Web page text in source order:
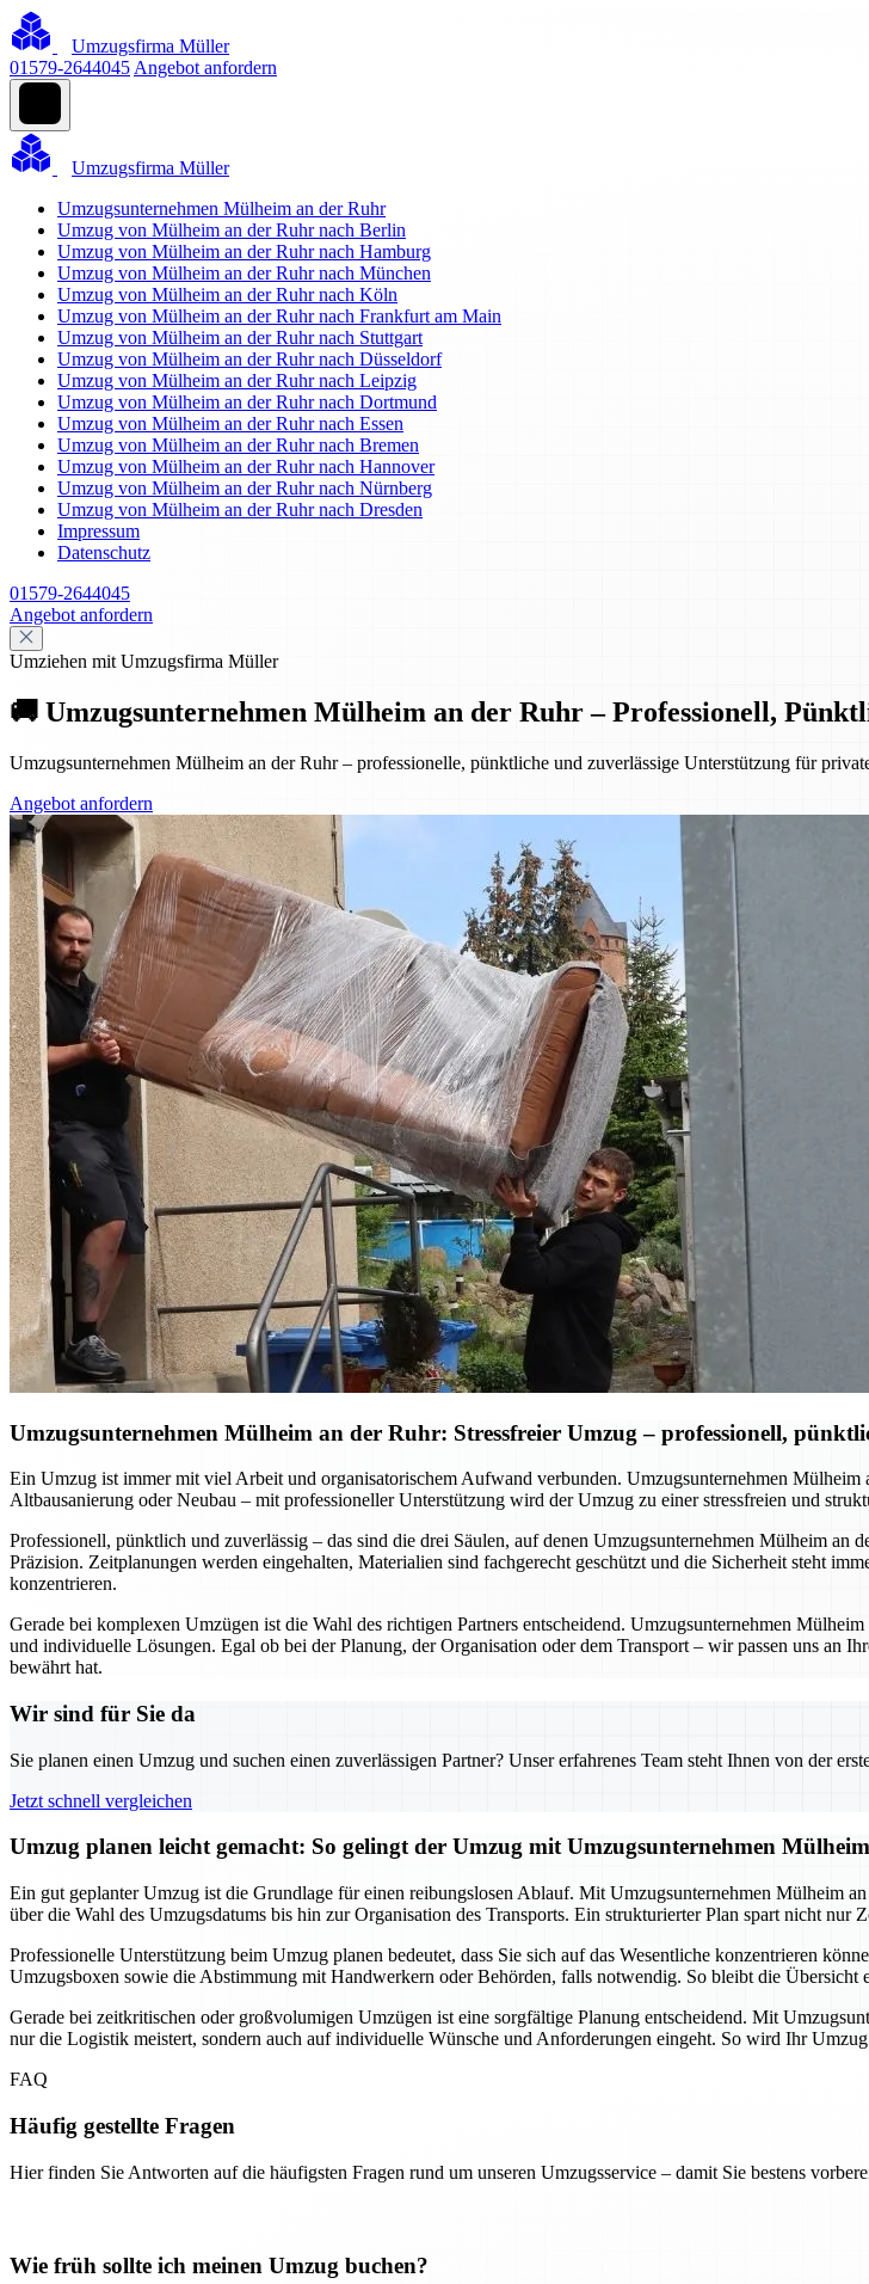
Umzugsfirma Müller
01579-2644045 Angebot anfordern
Umzugsfirma Müller
Umzugsunternehmen Mülheim an der Ruhr
Umzug von Mülheim an der Ruhr nach Berlin
Umzug von Mülheim an der Ruhr nach Hamburg
Umzug von Mülheim an der Ruhr nach München
Umzug von Mülheim an der Ruhr nach Köln
Umzug von Mülheim an der Ruhr nach Frankfurt am Main
Umzug von Mülheim an der Ruhr nach Stuttgart
Umzug von Mülheim an der Ruhr nach Düsseldorf
Umzug von Mülheim an der Ruhr nach Leipzig
Umzug von Mülheim an der Ruhr nach Dortmund
Umzug von Mülheim an der Ruhr nach Essen
Umzug von Mülheim an der Ruhr nach Bremen
Umzug von Mülheim an der Ruhr nach Hannover
Umzug von Mülheim an der Ruhr nach Nürnberg
Umzug von Mülheim an der Ruhr nach Dresden
Impressum
Datenschutz
01579-2644045
Angebot anfordern
Umziehen mit Umzugsfirma Müller
🚚 Umzugsunternehmen Mülheim an der Ruhr – Professionell,
Umzugsunternehmen Mülheim an der Ruhr – professionelle, pünktliche und zuverlässige Unterstützung für
Angebot anfordern
Umzugsunternehmen Mülheim an der Ruhr: Stressfreier Umzug – professionell,
Ein Umzug ist immer mit viel Arbeit und organisatorischem Aufwand verbunden. Umzugsunternehmen
Altbausanierung oder Neubau – mit professioneller Unterstützung wird der Umzug zu einer stressfreien und
Professionell, pünktlich und zuverlässig – das sind die drei Säulen, auf denen Umzugsunternehmen Mülheim an
Präzision. Zeitplanungen werden eingehalten, Materialien sind fachgerecht geschützt und die Sicherheit steht
konzentrieren.
Gerade bei komplexen Umzügen ist die Wahl des richtigen Partners entscheidend. Umzugsunternehmen
und individuelle Lösungen. Egal ob bei der Planung, der Organisation oder dem Transport – wir passen uns an
bewährt hat.
Wir sind für Sie da
Sie planen einen Umzug und suchen einen zuverlässigen Partner? Unser erfahrenes Team steht Ihnen von der
Jetzt schnell vergleichen
Umzug planen leicht gemacht: So gelingt der Umzug mit Umzugsunternehmen
Ein gut geplanter Umzug ist die Grundlage für einen reibungslosen Ablauf. Mit Umzugsunternehmen Mülheim
über die Wahl des Umzugsdatums bis hin zur Organisation des Transports. Ein strukturierter Plan spart nicht nur
Professionelle Unterstützung beim Umzug planen bedeutet, dass Sie sich auf das Wesentliche konzentrieren
Umzugsboxen sowie die Abstimmung mit Handwerkern oder Behörden, falls notwendig. So bleibt die Übersicht
Gerade bei zeitkritischen oder großvolumigen Umzügen ist eine sorgfältige Planung entscheidend. Mit
nur die Logistik meistert, sondern auch auf individuelle Wünsche und Anforderungen eingeht. So wird Ihr
FAQ
Häufig gestellte Fragen
Hier finden Sie Antworten auf die häufigsten Fragen rund um unseren Umzugsservice – damit Sie bestens
Wie früh sollte ich meinen Umzug buchen?